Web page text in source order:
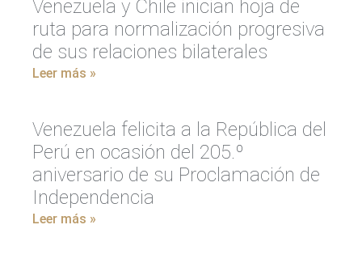
Venezuela y Chile inician hoja de
ruta para normalización progresiva
de sus relaciones bilaterales
Leer más »
Venezuela felicita a la República del
Perú en ocasión del 205.º
aniversario de su Proclamación de
Independencia
Leer más »